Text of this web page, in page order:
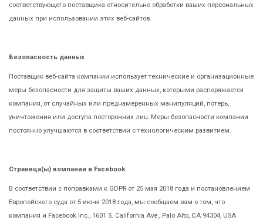
соответствующего поставщика относительно обработки ваших персональных
данных при использовании этих веб-сайтов.
Безопасность данных
Поставщик веб-сайта компании использует технические и организационные
меры безопасности для защиты ваших данных, которыми распоряжается
компания, от случайных или преднамеренных манипуляций, потерь,
уничтожения или доступа посторонних лиц. Меры безопасности компании
постоянно улучшаются в соответствии с технологическим развитием.
Страница(ы) компании в Facebook
В соответствии с поправками к GDPR от 25 мая 2018 года и постановлением
Европейского суда от 5 июня 2018 года, мы сообщаем вам о том, что
компания и Facebook Inc., 1601 S. California Ave., Palo Alto, CA 94304, USA